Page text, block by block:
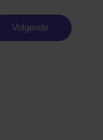
Volgende